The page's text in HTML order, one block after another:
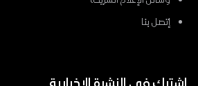
إتصل بنا